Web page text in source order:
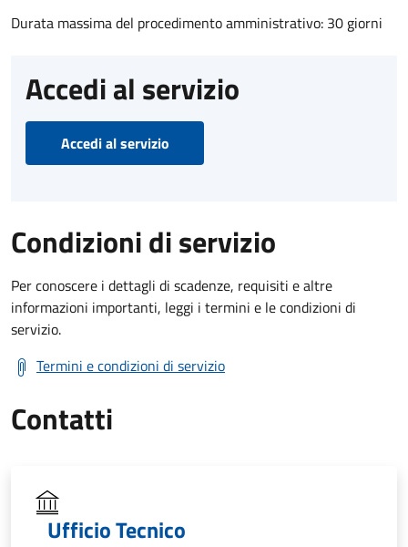
Durata massima del procedimento amministrativo: 30 giorni
Accedi al servizio
Accedi al servizio
Condizioni di servizio
Per conoscere i dettagli di scadenze, requisiti e altre
informazioni importanti, leggi i termini e le condizioni di
servizio.
Termini e condizioni di servizio
Contatti
Ufficio Tecnico